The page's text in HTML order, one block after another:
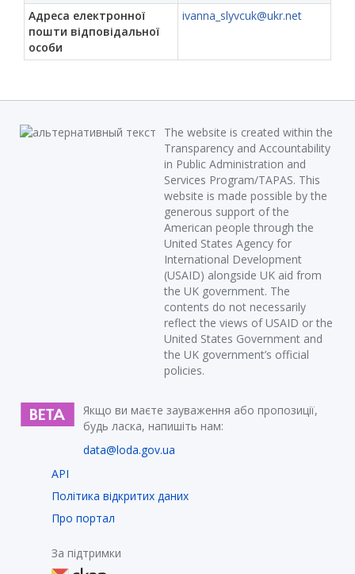
Адреса електронної
пошти відповідальної
особи
ivanna_slyvcuk@ukr.net
The website is created within the
Transparency and Accountability
in Public Administration and
Services Program/TAPAS. This
website is made possible by the
generous support of the
American people through the
United States Agency for
International Development
(USAID) alongside UK aid from
the UK government. The
contents do not necessarily
reflect the views of USAID or the
United States Government and
the UK government’s official
policies.
Якщо ви маєте зауваження або пропозиції,
будь ласка, напишіть нам:
data@loda.gov.ua
API
Політика відкритих даних
Про портал
За підтримки